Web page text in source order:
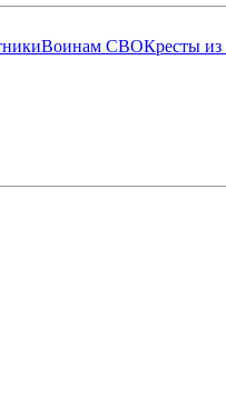
Воинам СВОКресты из